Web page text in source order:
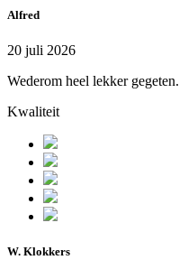
Alfred
20 juli 2026
Wederom heel lekker gegeten.
Kwaliteit
W. Klokkers